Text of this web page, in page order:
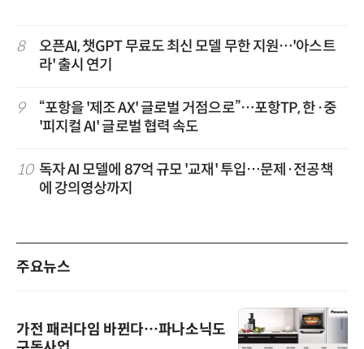
8
오픈AI, 챗GPT 무료도 최신 모델 무한 지원…'아스트
라' 출시 연기
9
“포항을 '제조 AX' 글로벌 거점으로”…포항TP, 한·중
'피지컬 AI' 글로벌 협력 속도
10 독자 AI 모델에 87억 규모 '교재' 투입…문제·전공책
에 강의영상까지
주요뉴스
가전 패러다임 바뀐다…파나소닉도